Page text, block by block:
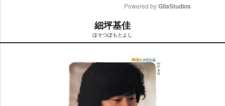
t
Powered by GliaStudios
細坪基佳
ほそつぼもとよし